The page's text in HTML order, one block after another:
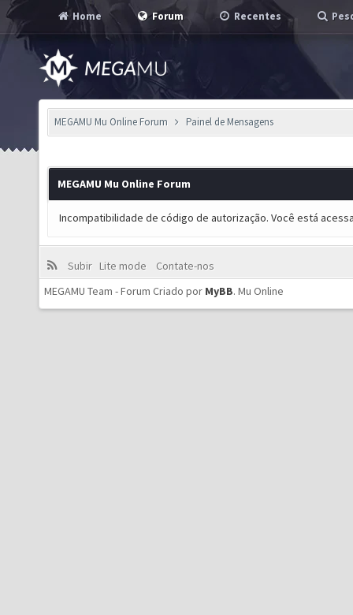
Home Forum Recentes
MEGAMU Mu Online Forum Painel de Mensagens
MEGAMU Mu Online Forum
Incompatibilidade de código de autorização. Você está
Subir Lite mode
Contate-nos
MEGAMU Team - Forum Criado por MyBB. Mu Online